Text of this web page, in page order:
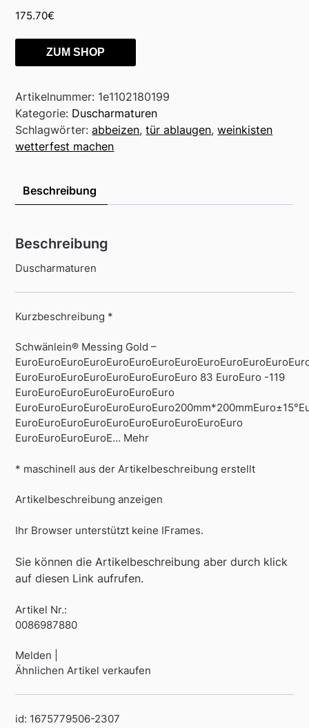
175.70€
ZUM SHOP
Artikelnummer: 1e1102180199
Kategorie: Duscharmaturen
Schlagwörter:abbeizen,tür ablaugen,weinkisten
wetterfest machen
Beschreibung
Beschreibung
Duscharmaturen
Kurzbeschreibung *
Schwänlein® Messing Gold –
EuroEuroEuroEuroEuroEuroEuroEuro 83 EuroEuro -119
EuroEuroEuroEuroEuroEuroEuro
EuroEuroEuroEuroEuroEuroEuroEuroEuroEuro
EuroEuroEuroEuroE… Mehr
* maschinell aus der Artikelbeschreibung erstellt
Artikelbeschreibung anzeigen
Ihr Browser unterstützt keine IFrames.
Sie können die Artikelbeschreibung aber durch klick
auf diesen Link aufrufen.
Artikel Nr.:
0086987880
Melden |
Ähnlichen Artikel verkaufen
id: 1675779506-2307